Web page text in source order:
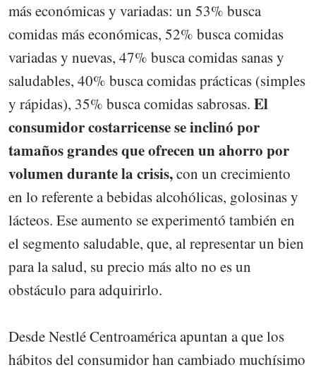
más económicas y variadas: un 53% busca
comidas más económicas, 52% busca comidas
variadas y nuevas, 47% busca comidas sanas y
saludables, 40% busca comidas prácticas (simples
y rápidas), 35% busca comidas sabrosas. El
consumidor costarricense se inclinó por
tamaños grandes que ofrecen un ahorro por
volumen durante la crisis,con un crecimiento
en lo referente a bebidas alcohólicas, golosinas y
lácteos. Ese aumento se experimentó también en
el segmento saludable, que, al representar un bien
para la salud, su precio más alto no es un
obstáculo para adquirirlo.
Desde Nestlé Centroamérica apuntan a que los
hábitos del consumidor han cambiado muchísimo